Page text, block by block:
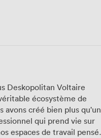
Deskopolitan Voltaire
écosystème de
avons créé bien plus qu'un
qui prend vie sur